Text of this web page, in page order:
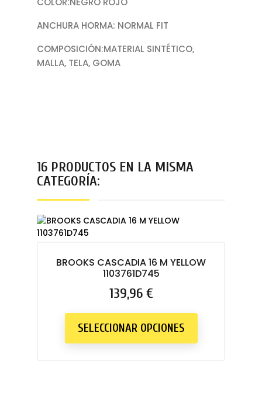
ANCHURA HORMA: NORMAL FIT
COMPOSICIÓN:MATERIAL SINTÉTICO,
MALLA, TELA, GOMA
16 PRODUCTOS EN LA MISMA
CATEGORÍA:
BROOKS CASCADIA 16 M YELLOW
1103761D745
Precio
139,96 €
SELECCIONAR OPCIONES